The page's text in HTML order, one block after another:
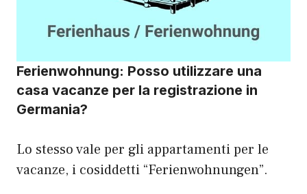
Ferienwohnung: Posso utilizzare una
casa vacanze per la registrazione in
Germania?
Lo stesso vale per gli appartamenti per le
vacanze, i cosiddetti “Ferienwohnungen”.